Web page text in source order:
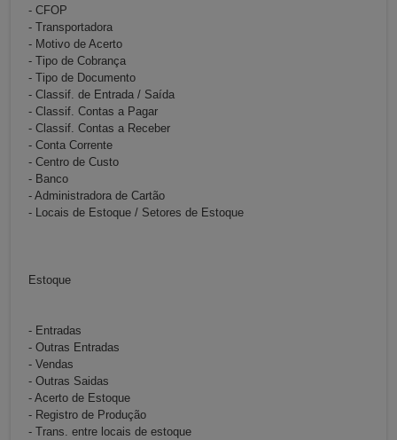
- CFOP
- Transportadora
- Motivo de Acerto
- Tipo de Cobrança
- Tipo de Documento
- Classif. de Entrada / Saída
- Classif. Contas a Pagar
- Classif. Contas a Receber
- Conta Corrente
- Centro de Custo
- Banco
- Administradora de Cartão
- Locais de Estoque / Setores de Estoque
Estoque
- Entradas
- Outras Entradas
- Vendas
- Outras Saidas
- Acerto de Estoque
- Registro de Produção
- Trans. entre locais de estoque